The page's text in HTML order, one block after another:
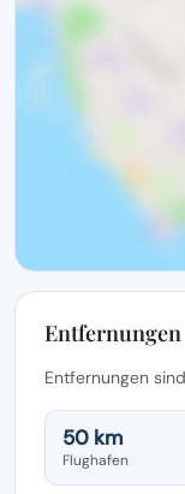
Entfernungen
Entfernungen
50 km
Flughafen